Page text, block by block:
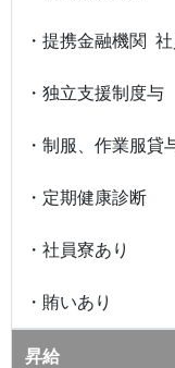
・提携金融機関
・独立支援制度与
・制服、作業服貸
・定期健康診断
・社員寮あり
・賄いあり
昇給